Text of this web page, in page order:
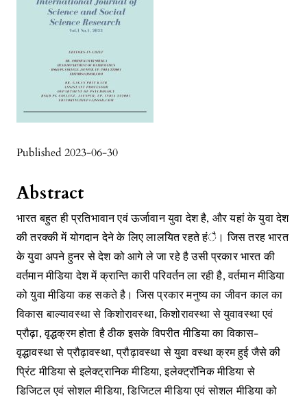
Published 2023-06-30
Abstract
भारत बहुत ही प्रतिभावान एवं ऊर्जावान युवा देश है, और यहां के युवा देश
की तरक्की में योगदान देने के लिए लालयित रहते हंै। जिस तरह भारत
के युवा अपने हुनर से देश को आगे ले जा रहे है उसी प्रकार भारत की
वर्तमान मीडिया देश में क्रान्ति कारी परिवर्तन ला रही है, वर्तमान मीडिया
को युवा मीडिया कह सकते है। जिस प्रकार मनुष्य का जीवन काल का
विकास बाल्यावस्था से किशोरावस्था, किशोरावस्था से युवावस्था एवं
प्रौढ़ा, वृद्धक्रम होता है ठीक इसके विपरीत मीडिया का विकास-
वृद्धावस्था से प्रौढ़ावस्था, प्रौढ़ावस्था से युवा वस्था क्रम हुई जैसे की
प्रिंट मीडिया से इलेक्ट्रानिक मीडिया, इलेक्ट्राॅनिक मीडिया से
डिजिटल एवं सोशल मीडिया, डिजिटल मीडिया एवं सोशल मीडिया को